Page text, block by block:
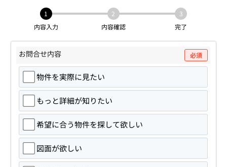
1
内容入力
2
内容確認
3
完了
お問合せ内容 必須
物件を実際に見たい
もっと詳細が知りたい
希望に合う物件を探して欲しい
図面が欲しい